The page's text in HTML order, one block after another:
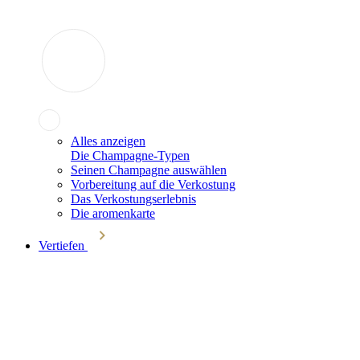
Alles anzeigen
Die Champagne-Typen
Seinen Champagne auswählen
Vorbereitung auf die Verkostung
Das Verkostungserlebnis
Die aromenkarte
Vertiefen